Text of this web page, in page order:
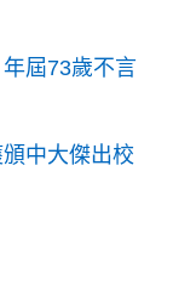
屆73歲不言
中大傑出校